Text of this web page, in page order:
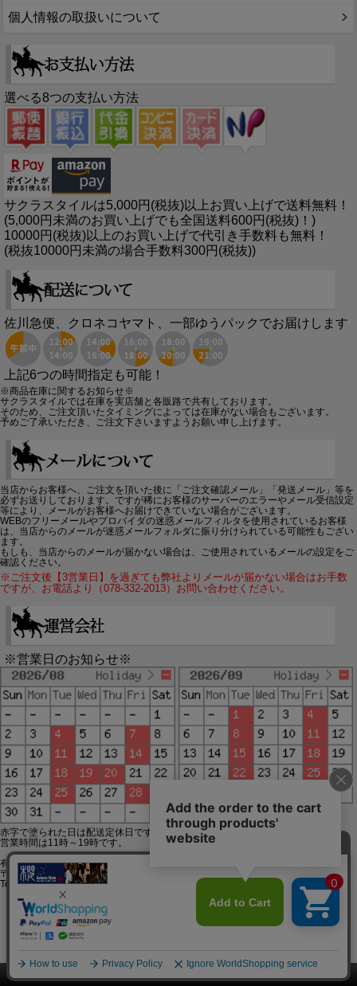
個人情報の取扱いについて
選べる8つの支払い方法
サクラスタイルは5,000円(税抜)以上お買い上げで送料無料！
(5,000円未満のお買い上げでも全国送料600円(税抜)！)
10000円(税抜)以上のお買い上げで代引き手数料も無料！
(税抜10000円未満の場合手数料300円(税抜))
佐川急便、クロネコヤマト、一部ゆうパックでお届けします
上記6つの時間指定も可能！
※商品在庫に関するお知らせ※
サクラスタイルでは在庫を実店舗と各販路で共有しております。
そのため、ご注文頂いたタイミングによっては在庫がない場合もございます。
予めご了承いただき、ご注文下さいますようお願い申し上げます。
当店からお客様へ、ご注文を頂いた後に「ご注文確認メール」「発送メール」等を
必ずお送りしております。ですが稀にお客様のサーバーのエラーやメール受信設定
等により、メールがお客様へお届けできていない場合がございます。
WEBのフリーメールやプロバイダの迷惑メールフィルタを使用されているお客様
は、当店からのメールが迷惑メールフォルダに振り分けられている可能性もござい
ます。
もしも、当店からのメールが届かない場合は、ご使用されているメールの設定をご
確認ください。
※ご注文後【3営業日】を過ぎても弊社よりメールが届かない場合はお手数
ですが、お電話より（078-332-2013）お問い合わせください。
※営業日のお知らせ※
赤字で塗られた日は配送定休日です。
営業時間は11時～19時です。
有限会社ジップジップ SakuraStyle通販事業部
〒650-0021 神戸市中央区三宮町3-9-19イトウビル1,4F
Tel:078-332-2013 FAX:078-333-6644
SSL/TLSとは?
このページをPC用に切り替え